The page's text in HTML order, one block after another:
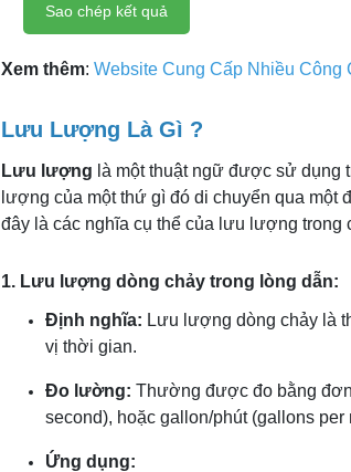
Sao chép kết quả
Xem thêm: Website Cung Cấp Nhiều
Lưu Lượng Là Gì ?
Lưu lượng là một thuật ngữ được sử dụng
lượng của một thứ gì đó di chuyển qua một
đây là các nghĩa cụ thể của lưu lượng trong
1. Lưu lượng dòng chảy trong lòng dẫn:
Định nghĩa: Lưu lượng dòng chảy là
vị thời gian.
Đo lường: Thường được đo bằng đơn
second), hoặc gallon/phút (gallons per
Ứng dụng: